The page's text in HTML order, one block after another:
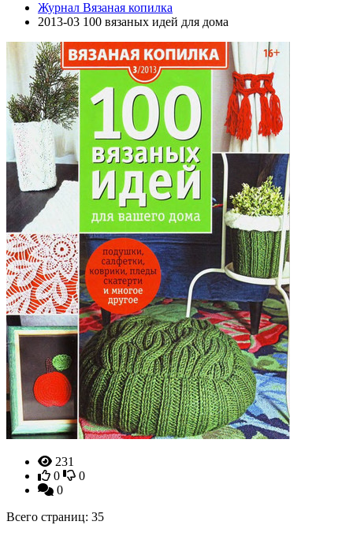
Журнал Вязаная копилка
2013-03 100 вязаных идей для дома
231
0
0
0
Всего страниц: 35